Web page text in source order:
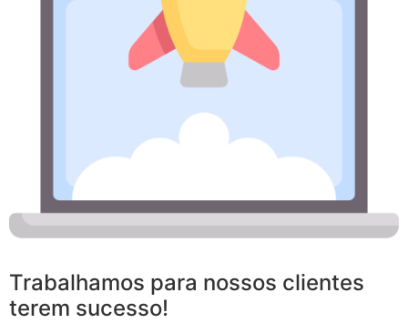
Trabalhamos para nossos clientes
terem sucesso!